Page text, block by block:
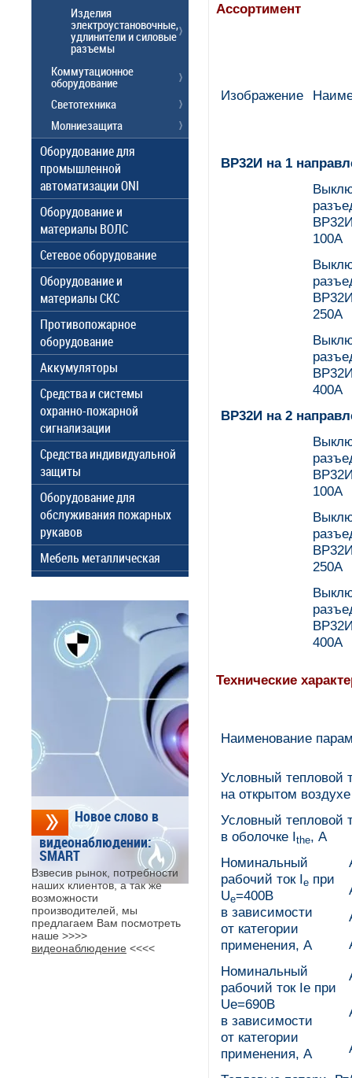
Ассортимент
Изображение
ВР32И на 1
100А
250А
400А
ВР32И на 2
100А
250А
400А
Технические
Наименование
Условный тепловой
на открытом
Условный тепловой
в оболочке Ithe, А
Номинальный
рабочий ток Ie при
Ue=400В
в зависимости
от категории
применения, А
Номинальный
рабочий ток Ie при
Ue=690В
в зависимости
от категории
применения, А
Изделия
электроустановочные,
удлинители и силовые
разъемы
Коммутационное
оборудование
Светотехника
Молниезащита
Оборудование для
промышленной
автоматизации ONI
Оборудование и
материалы ВОЛС
Сетевое оборудование
Оборудование и
материалы СКС
Противопожарное
оборудование
Аккумуляторы
Средства и системы
охранно-пожарной
сигнализации
Средства индивидуальной
защиты
Оборудование для
обслуживания пожарных
рукавов
Мебель металлическая
Новое слово в
видеонаблюдении:
SMART
Взвесив рынок, потребности
наших клиентов, а так же
возможности
производителей, мы
предлагаем Вам посмотреть
наше >>>>
видеонаблюдение <<<<